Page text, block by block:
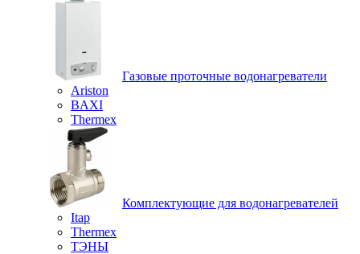
Газовые проточные водонагреватели
Ariston
BAXI
Thermex
Комплектующие для водонагревателей
Itap
Thermex
ТЭНЫ